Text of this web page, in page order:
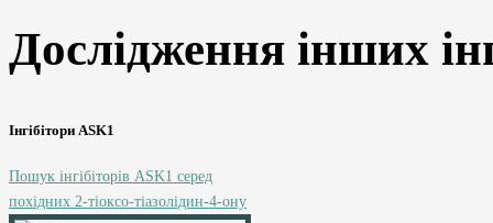
Дослідження інших
Інгібітори ASK1
Пошук інгібіторів ASK1 серед
похідних 2-тіоксо-тіазолідин-4-ону